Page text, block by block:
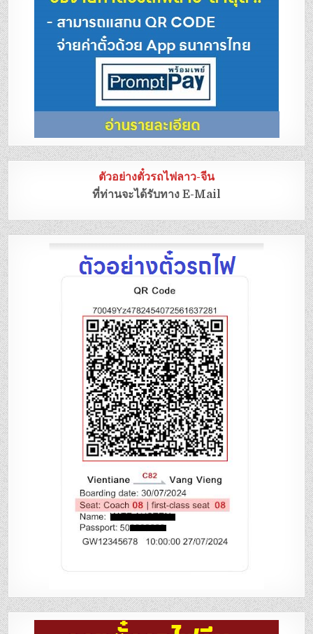
ตัวอย่างตั๋วรถไฟลาว-จีน
ที่ท่านจะได้รับทาง E-Mail